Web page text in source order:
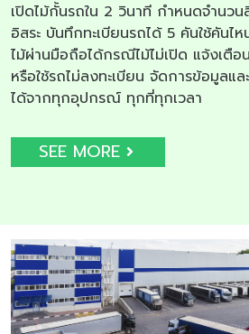
เปิดไม้กั้นรถใน 2 วินาที กำหนดจำนว
อิสระ บันทึกทะเบียนรถได้ 5 คันใช้คันไ
ไม้ผ่านมือถือได้กรณีไม้ไม่เปิด แจ้งเตื
หรือใช้รถไม่ลงทะเบียน จัดการข้อมูลแ
ได้จากทุกอุปกรณ์ ทุกที่ทุกเวลา
SEE MORE